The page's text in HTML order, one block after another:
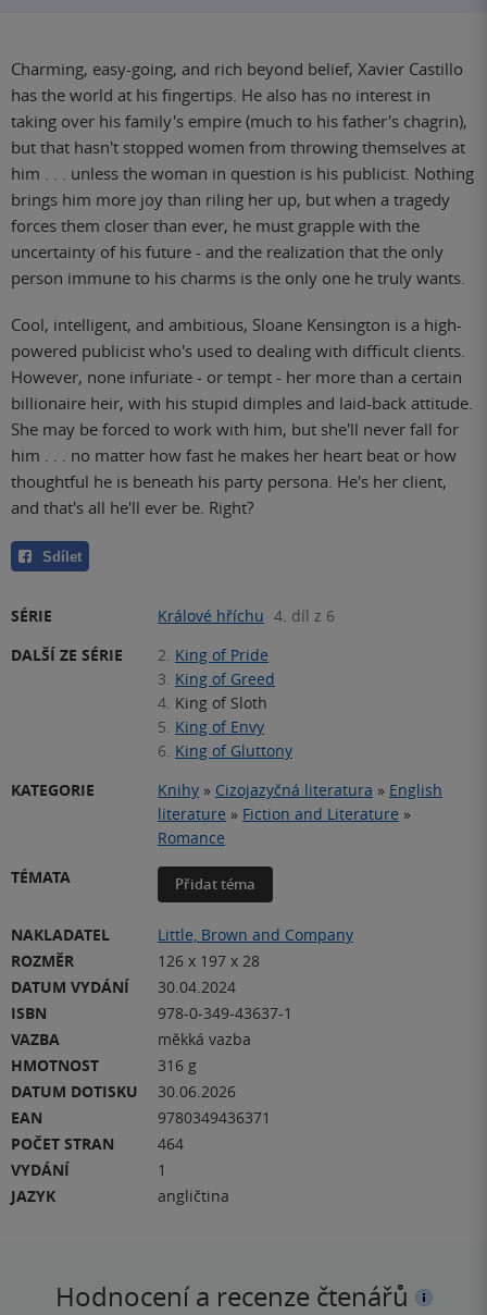
Charming, easy-going, and rich beyond belief, Xavier Castillo
has the world at his fingertips. He also has no interest in
taking over his family's empire (much to his father's chagrin),
but that hasn't stopped women from throwing themselves at
him . . . unless the woman in question is his publicist. Nothing
brings him more joy than riling her up, but when a tragedy
forces them closer than ever, he must grapple with the
uncertainty of his future - and the realization that the only
person immune to his charms is the only one he truly wants.
Cool, intelligent, and ambitious, Sloane Kensington is a high-
powered publicist who's used to dealing with difficult clients.
However, none infuriate - or tempt - her more than a certain
billionaire heir, with his stupid dimples and laid-back attitude.
She may be forced to work with him, but she'll never fall for
him . . . no matter how fast he makes her heart beat or how
thoughtful he is beneath his party persona. He's her client,
and that's all he'll ever be. Right?
Sdílet
SÉRIE Králové hříchu 4. díl z 6
DALŠÍ ZE SÉRIE
2. King of Pride
3. King of Greed
4. King of Sloth
5. King of Envy
6. King of Gluttony
KATEGORIE
Knihy » Cizojazyčná literatura » English
literature » Fiction and Literature »
Romance
TÉMATA
Přidat téma
NAKLADATEL
Little, Brown and Company
ROZMĚR
126 x 197 x 28
DATUM VYDÁNÍ
30.04.2024
ISBN
978-0-349-43637-1
VAZBA
měkká vazba
HMOTNOST
316 g
DATUM DOTISKU
30.06.2026
EAN
9780349436371
POČET STRAN
464
VYDÁNÍ
1
JAZYK
angličtina
Hodnocení a recenze čtenářů